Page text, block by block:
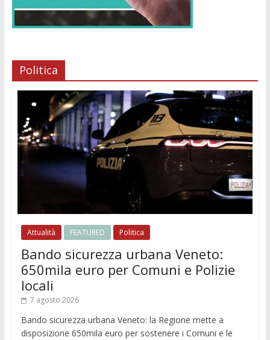
Politica
Attualità FEATURED Politica
Bando sicurezza urbana Veneto:
650mila euro per Comuni e Polizie
locali
7 agosto 2026
Bando sicurezza urbana Veneto: la Regione mette a
disposizione 650mila euro per sostenere i Comuni e le